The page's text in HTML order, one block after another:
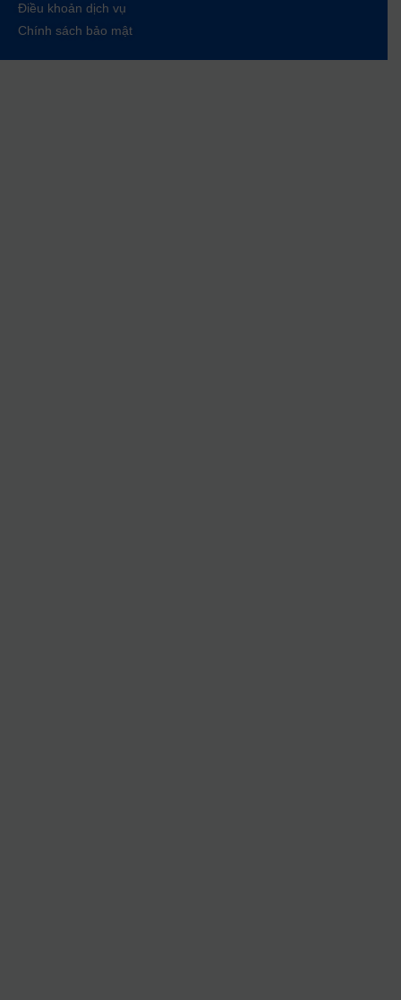
Điều khoản dịch vụ
Chính sách bảo mật